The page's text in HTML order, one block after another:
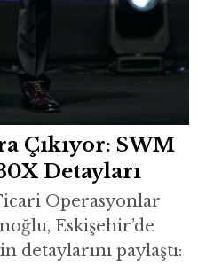
Çıkıyor: SWM
Detayları
Operasyonlar
Eskişehir’de
paylaştı: